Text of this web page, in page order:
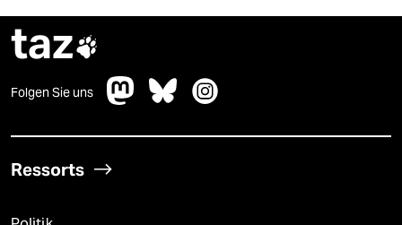
taz
Folgen Sie uns
Ressorts